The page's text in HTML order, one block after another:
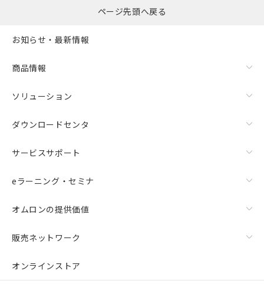
ページ先頭へ戻る
お知らせ・最新情報
商品情報
ソリューション
ダウンロードセンタ
サービスサポート
eラーニング・セミナ
オムロンの提供価値
販売ネットワーク
オンラインストア
の共同利用に関して"
の「1.共同利
指します。